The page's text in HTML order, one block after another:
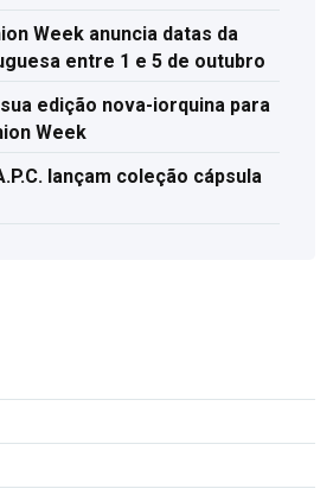
Week anuncia datas da
entre 1 e 5 de outubro
edição nova-iorquina para
Week
lançam coleção cápsula